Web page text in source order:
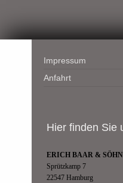
Impressum
Anfahrt
Hier finden Sie
ERICH BAAR &
Sprützkamp 7
22547 Hamburg